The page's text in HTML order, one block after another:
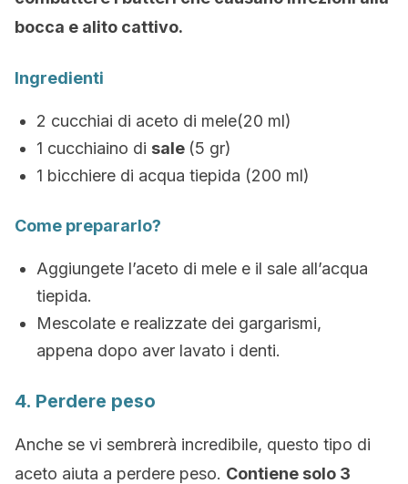
bocca e alito cattivo.
Ingredienti
2 cucchiai di aceto di mele(20 ml)
1 cucchiaino di sale (5 gr)
1 bicchiere di acqua tiepida (200 ml)
Come prepararlo?
Aggiungete l’aceto di mele e il sale all’acqua
tiepida.
Mescolate e realizzate dei gargarismi,
appena dopo aver lavato i denti.
4. Perdere peso
Anche se vi sembrerà incredibile, questo tipo di
aceto aiuta a perdere peso. Contiene solo 3